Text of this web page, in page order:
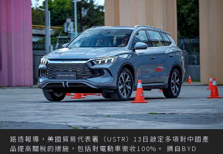
路透報導，美國貿易代表署（USTR）13日敲定多項對中國產
品提高關稅的措施，包括對電動車徵收100%。 摘自BYD